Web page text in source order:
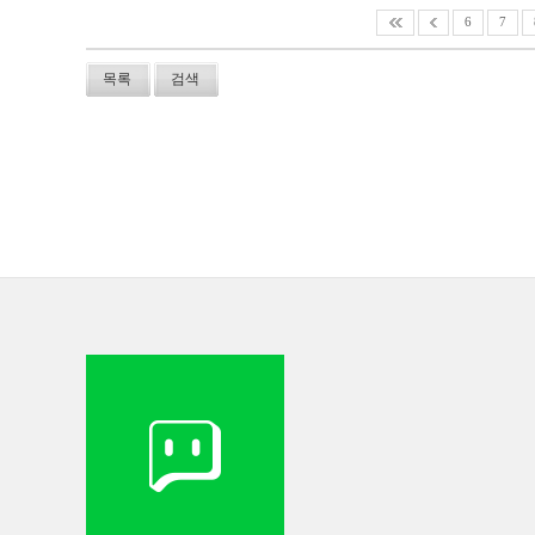
6 7
목록 검색